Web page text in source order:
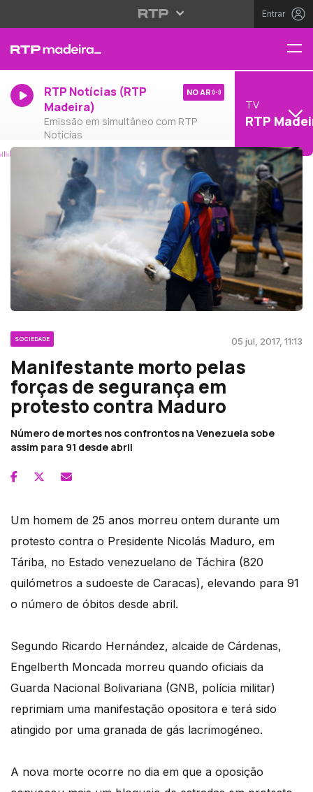
Entrar
RTP Notícias (RTP
Madeira)
Emissão em simultâneo com RTP
Notícias
NO AR
TV
RTP
SOCIEDADE 05 jul, 2017, 11:13
Manifestante morto pelas
forças de segurança em
protesto contra Maduro
Número de mortes nos confrontos na Venezuela sobe
assim para 91 desde abril
Um homem de 25 anos morreu ontem durante um
protesto contra o Presidente Nicolás Maduro, em
Táriba, no Estado venezuelano de Táchira (820
quilómetros a sudoeste de Caracas), elevando para 91
o número de óbitos desde abril.
Segundo Ricardo Hernández, alcaide de Cárdenas,
Engelberth Moncada morreu quando oficiais da
Guarda Nacional Bolivariana (GNB, polícia militar)
reprimiam uma manifestação opositora e terá sido
atingido por uma granada de gás lacrimogéneo.
A nova morte ocorre no dia em que a oposição